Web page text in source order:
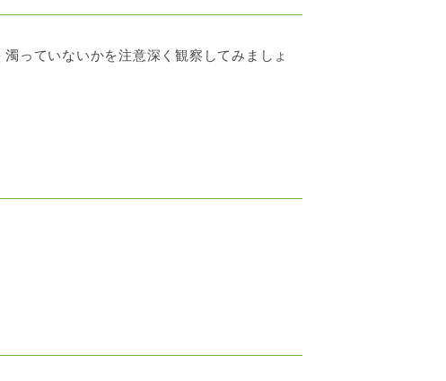
っていないかを注意深く観察してみましょ